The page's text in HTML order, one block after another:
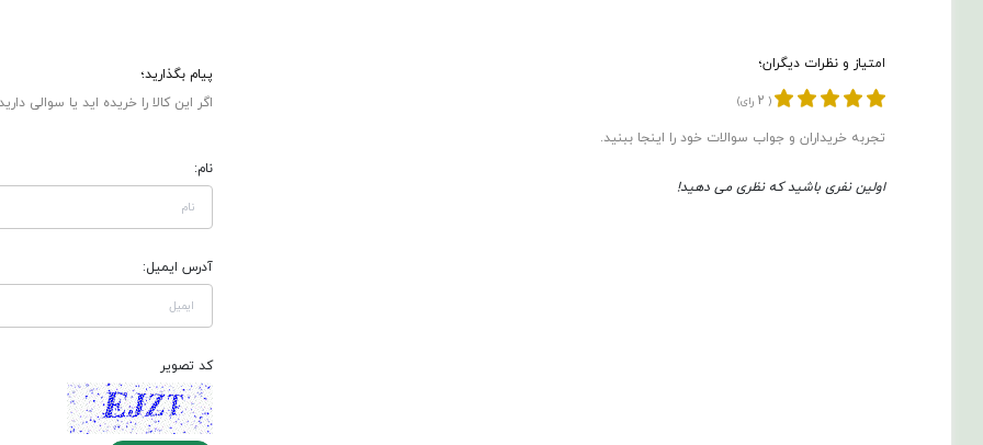
امتیاز و نظرات دیگران؛
(
2 رای)
تجربه خریداران و جواب سوالات خود را اینجا ببنید.
اولین نفری باشید که نظری می دهید!
پیام بگذارید؛
اگر این کالا را خریده اید یا سوالی
نام:
آدرس ایمیل:
کد تصویر